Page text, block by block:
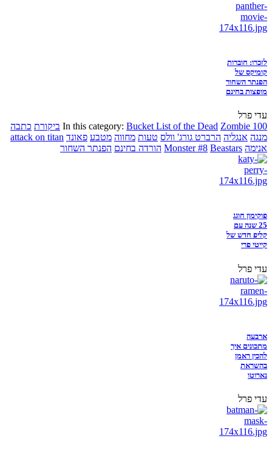
לזכרו: חוברות
קומיקס של
הפנתר השחור
מופצות בחינם
עדי פרל
In this category: Bucket List of the Dead Zombie 100 ביקורת כתבה
מנגה אנגליה הרברט גורג' וולס טעות מחווה מטבע פאונד attack on titan
אנימה
Monster #8 Beastars הורדה בחינם הפנתר השחור
פוקימון חוגג
25 שנה עם
קליפ חדש של
קייטי פרי
עדי פרל
ארבעה
מתכונים איך
להכין ראמן
בהשראת
נארוטו
עדי פרל